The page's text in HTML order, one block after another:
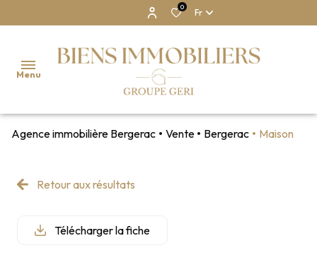
0
Fr
Menu
NOTRE
Agence immobilière Bergerac Vente Bergerac Maison
Retour aux résultats
Télécharger la fiche